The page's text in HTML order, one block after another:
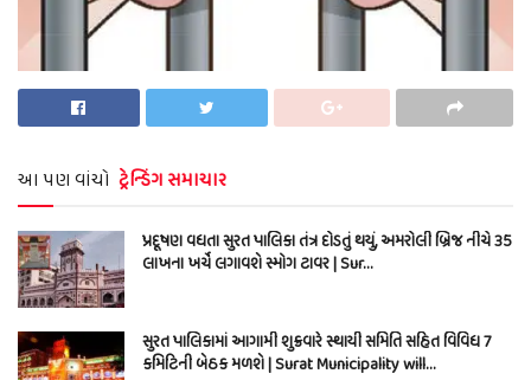
આ પણ વાંચો ટ્રેન્ડિંગ સમાચાર
પ્રદૂષણ વધતા સુરત પાલિકા તંત્ર દોડતું થયું, અમરોલી બ્રિજ નીચે 35
લાખના ખર્ચે લગાવશે સ્મોગ ટાવર | Sur…
સુરત પાલિકામાં આગામી શુક્રવારે સ્થાયી સમિતિ સહિત વિવિધ 7
કમિટિની બેઠક મળશે | Surat Municipality will…